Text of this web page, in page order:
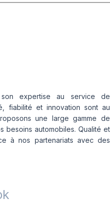
expertise au service de
fiabilité et innovation sont au
une large gamme de
besoins automobiles. Qualité et
à nos partenariats avec des